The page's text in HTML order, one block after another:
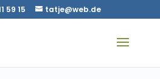
59 15 tatje@web.de